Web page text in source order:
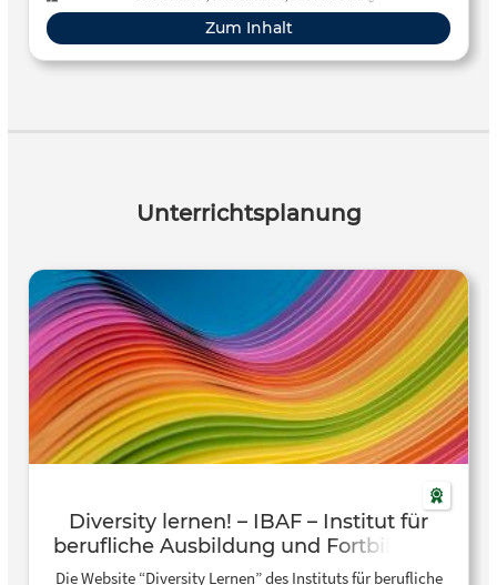
sein müssen. Das Material richtet sich besonders an
Schülerinnen und Schüler, die Orientierungshilfen für die
Entscheidung über ihre berufliche oder schulische Zukunft
Zum Inhalt
Unterrichtsplanung
Diversity lernen! – IBAF – Institut für
berufliche Ausbildung und Fortbildung
Die Website “Diversity Lernen” des Instituts für berufliche